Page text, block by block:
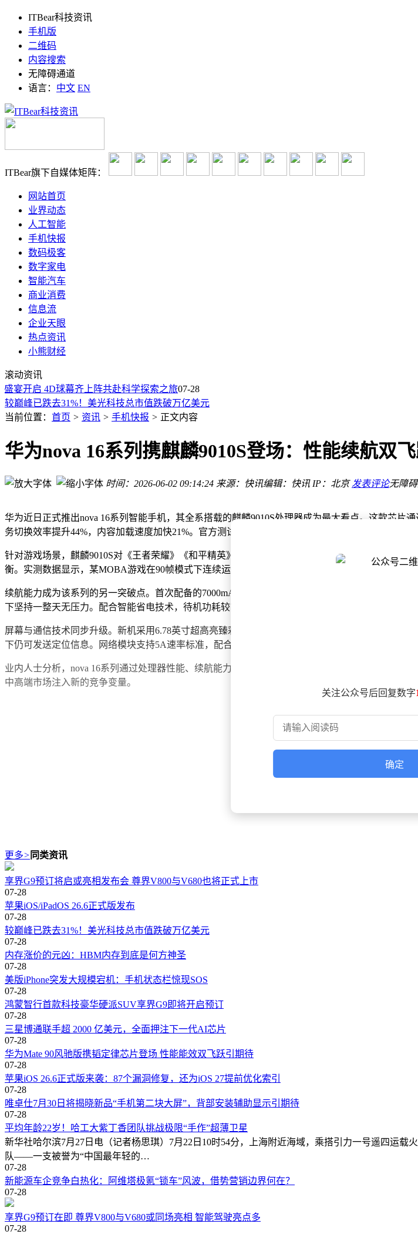
ITBear科技资讯
手机版
二维码
内容搜索
无障碍通道
语言： 中文 EN
ITBear旗下自媒体矩阵：
网站首页
业界动态
人工智能
手机快报
数码极客
数字家电
智能汽车
商业消费
信息流
企业天眼
热点资讯
小熊财经
滚动资讯
开启 4D球幕齐上阵共赴科学探索之旅07-28
唯卓仕7月30日将揭晓新品“手机第二块大屏”，背部安装辅助显示引期待
享界G9预订将启或亮相发布会 尊界V800与V680也将正式上市
苹果iOS/iPadOS 26.6正式版发布
较巅峰已跌去31%！美光科技总市值跌破万亿美元
内存涨价的元凶：HBM内存到底是何方神圣
美版iPhone突发大规模宕机：手机状态栏惊现SOS
鸿蒙智行首款科技豪华硬派SUV享界G9即将开启预订
三星博通联手超 2000 亿美元，全面押注下一代AI芯片
苹果iOS 26.6正式版来袭：87个漏洞修复，还为iOS 27提前优化索引
当前位置： 首页 > 资讯 > 手机快报 > 正文内容
华为nova 16系列携麒麟9010S登场：性能续航双
时间：2026-06-02 09:14:24 来源：快讯编辑：快讯 IP：北京 发表评论无障
华为近日正式推出nova 16系列智能手机，其全系搭载的麒麟9010S处理器成为最大看点。这款芯
务切换效率提升44%，内容加载速度加快21%。官方测试数据显示，多任务处理场景下的响应速度
针对游戏场景，麒麟9010S对《王者荣耀》《和平精英》等主流手游进行专项优化。在复杂团战场
衡。实测数据显示，某MOBA游戏在90帧模式下连续运行2小时，帧率波动幅度较前代降低37%，机
续航能力成为该系列的另一突破点。首次配备的7000mAh巨鲸电池支持100W超级快充，20分钟即
下坚持一整天无压力。配合智能省电技术，待机功耗较前代降低15%，彻底解决用户的电量焦虑。
屏幕与通信技术同步升级。新机采用6.78英寸超高亮臻彩屏，峰值亮度达2200尼特，支持120Hz动
下仍可发送定位信息。网络模块支持5A速率标准，配合Wi-Fi 6增强技术，下载速率突破3.6Gbps。
业内人士分析，nova 16系列通过处理器性能、续航能力、通信技术的协同升级，构建起差异化竞
中高端市场注入新的竞争变量。
关注公众号后回复数字
确定
更多> 同类资讯
享界G9预订将启或亮相发布会 尊界V800与V680也将正式上市
07-28
苹果iOS/iPadOS 26.6正式版发布
07-28
较巅峰已跌去31%！美光科技总市值跌破万亿美元
07-28
内存涨价的元凶：HBM内存到底是何方神圣
07-28
美版iPhone突发大规模宕机：手机状态栏惊现SOS
07-28
鸿蒙智行首款科技豪华硬派SUV享界G9即将开启预订
07-28
三星博通联手超 2000 亿美元，全面押注下一代AI芯片
07-28
华为Mate 90风驰版携韬定律芯片登场 性能能效双飞跃引期待
07-28
苹果iOS 26.6正式版来袭：87个漏洞修复，还为iOS 27提前优化索引
07-28
唯卓仕7月30日将揭晓新品“手机第二块大屏”，背部安装辅助显示引期待
07-28
平均年龄22岁！哈工大紫丁香团队挑战极限“手作”超薄卫星
新华社哈尔滨7月27日电（记者杨思琪）7月22日10时54分，上海附近海域，乘搭引力一号遥四运
队——一支被誉为“中国最年轻的…
07-28
新能源车企竞争白热化：阿维塔极氪“锁车”风波，借势营销边界何在？
07-28
享界G9预订在即 尊界V800与V680或同场亮相 智能驾驶亮点多
07-28